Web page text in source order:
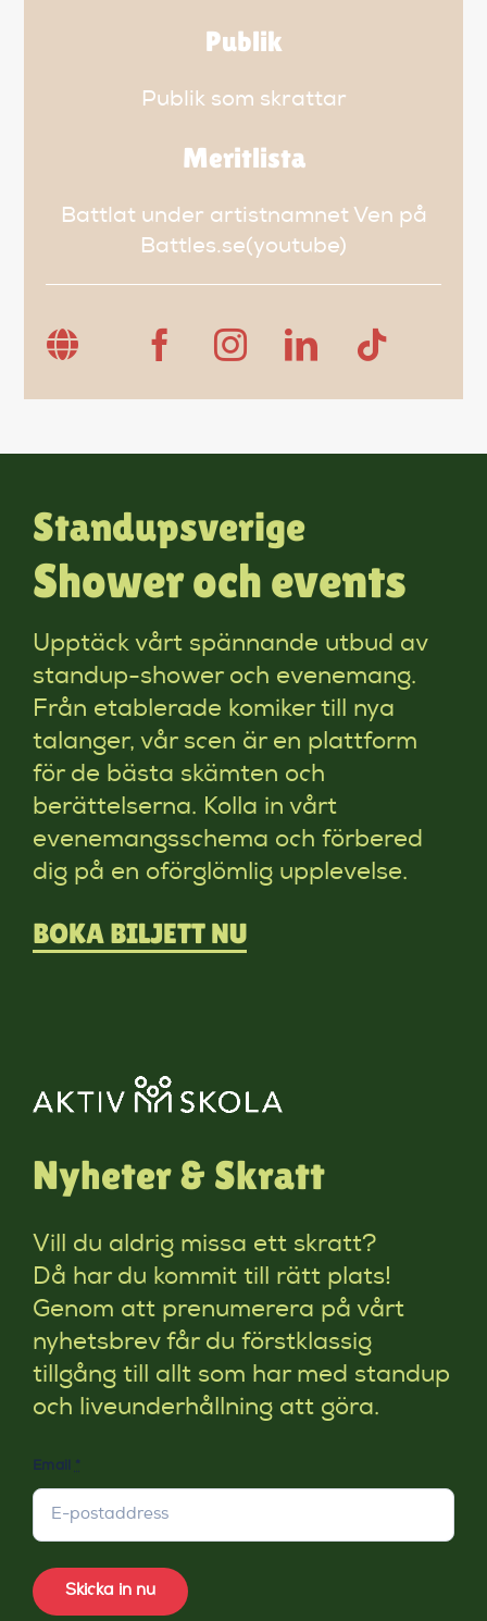
Publik
Publik som skrattar
Meritlista
Battlat under artistnamnet Ven på
Battles.se(youtube)
Standupsverige
Shower och events
Upptäck vårt spännande utbud av
standup-shower och evenemang.
Från etablerade komiker till nya
talanger, vår scen är en plattform
för de bästa skämten och
berättelserna. Kolla in vårt
evenemangsschema och förbered
dig på en oförglömlig upplevelse.
BOKA BILJETT NU
Nyheter & Skratt
Vill du aldrig missa ett skratt?
Då har du kommit till rätt plats!
Genom att prenumerera på vårt
nyhetsbrev får du förstklassig
tillgång till allt som har med standup
och liveunderhållning att göra.
Email *
Skicka in nu